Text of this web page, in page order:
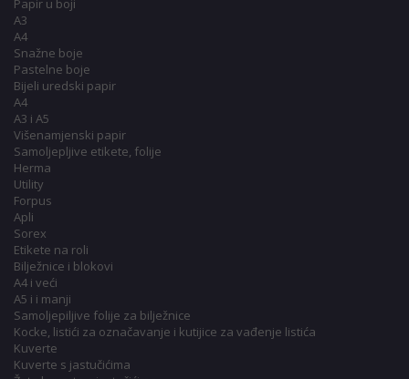
Papir u boji
A3
A4
Snažne boje
Pastelne boje
Bijeli uredski papir
A4
A3 i A5
Višenamjenski papir
Samoljepljive etikete, folije
Herma
Utility
Forpus
Apli
Sorex
Etikete na roli
Bilježnice i blokovi
A4 i veći
A5 i i manji
Samoljepiljive folije za bilježnice
Kocke, listići za označavanje i kutijice za vađenje listića
Kuverte
Kuverte s jastučićima